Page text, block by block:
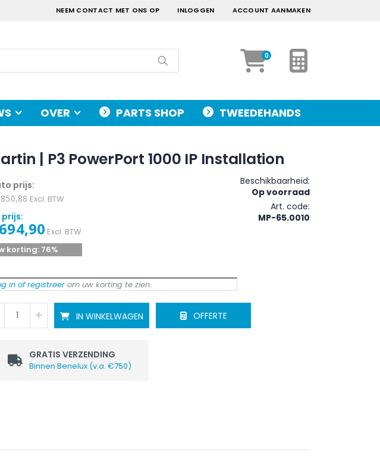
NEEM CONTACT MET ONS OP INLOGGEN ACCOUNT AANMAKEN
Cart
0artikelen Mijn Offerte
OVER PARTS SHOP TWEEDEHANDS
| P3 PowerPort 1000 IP Installation
prijs:
Excl. BTW
prijs:
Excl. BTW
korting: 76%
Beschikbaarheid:
Op voorraad
Art. code
MP-65.0010
in of registreer om uw korting te zien.
IN WINKELWAGEN OFFERTE
GRATIS VERZENDING
Binnen Benelux (v.a. €750)